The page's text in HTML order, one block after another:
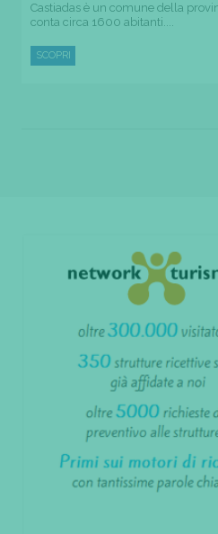
Castiadas è un comune della
conta circa 1600 abitanti....
SCOPRI